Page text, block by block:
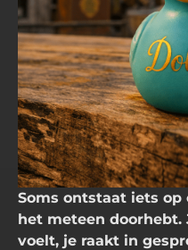
Soms ontstaat iets
het meteen
voelt, je raakt in